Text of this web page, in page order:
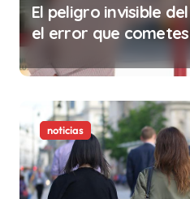
El peligro invisible
el error que
minutos en tu
ilegalidad que te
la vida)
noticias